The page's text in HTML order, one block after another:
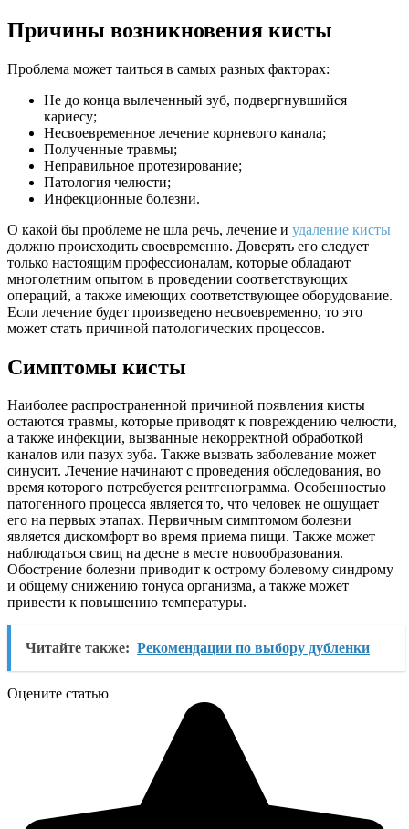
Причины возникновения кисты
Проблема может таиться в самых разных факторах:
Не до конца вылеченный зуб, подвергнувшийся
кариесу;
Несвоевременное лечение корневого канала;
Полученные травмы;
Неправильное протезирование;
Патология челюсти;
Инфекционные болезни.
О какой бы проблеме не шла речь, лечение и удаление кисты
должно происходить своевременно. Доверять его следует
только настоящим профессионалам, которые обладают
многолетним опытом в проведении соответствующих
операций, а также имеющих соответствующее оборудование.
Если лечение будет произведено несвоевременно, то это
может стать причиной патологических процессов.
Симптомы кисты
Наиболее распространенной причиной появления кисты
остаются травмы, которые приводят к повреждению челюсти,
а также инфекции, вызванные некорректной обработкой
каналов или пазух зуба. Также вызвать заболевание может
синусит. Лечение начинают с проведения обследования, во
время которого потребуется рентгенограмма. Особенностью
патогенного процесса является то, что человек не ощущает
его на первых этапах. Первичным симптомом болезни
является дискомфорт во время приема пищи. Также может
наблюдаться свищ на десне в месте новообразования.
Обострение болезни приводит к острому болевому синдрому
и общему снижению тонуса организма, а также может
привести к повышению температуры.
Читайте также: Рекомендации по выбору дубленки
Оцените статью